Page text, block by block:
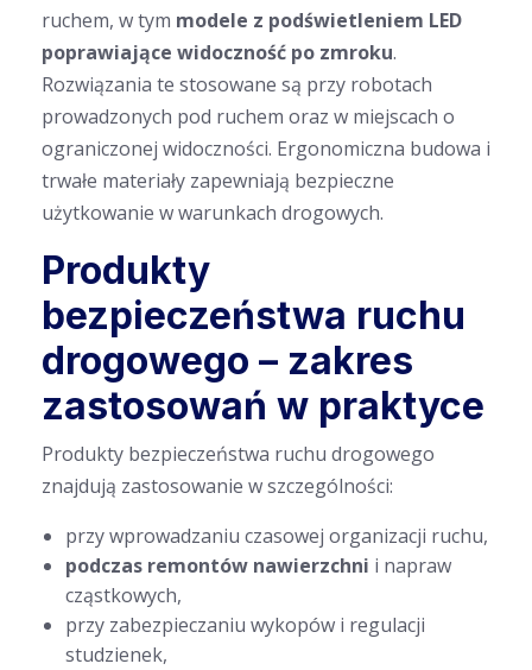
ruchem, w tym modele z podświetleniem LED
poprawiające widoczność po zmroku.
Rozwiązania te stosowane są przy robotach
prowadzonych pod ruchem oraz w miejscach o
ograniczonej widoczności. Ergonomiczna budowa i
trwałe materiały zapewniają bezpieczne
użytkowanie w warunkach drogowych.
Produkty
bezpieczeństwa ruchu
drogowego – zakres
zastosowań w praktyce
Produkty bezpieczeństwa ruchu drogowego
znajdują zastosowanie w szczególności:
przy wprowadzaniu czasowej organizacji ruchu,
podczas remontów nawierzchni i napraw
cząstkowych,
przy zabezpieczaniu wykopów i regulacji
studzienek,